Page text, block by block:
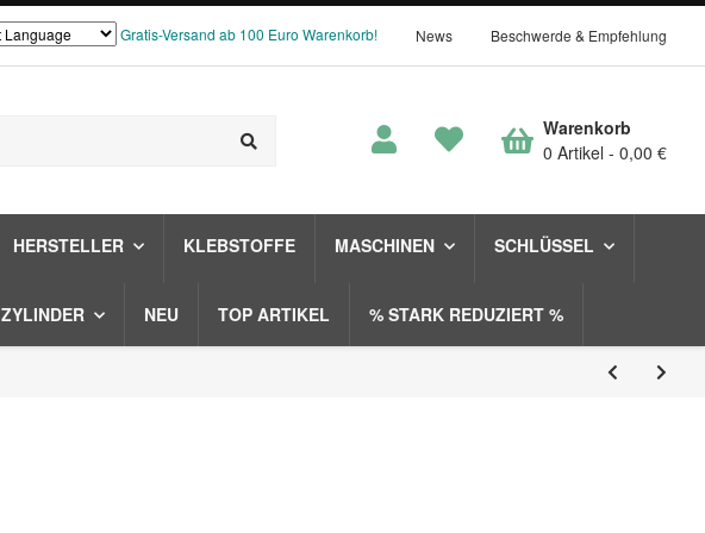
Gratis-Versand ab 100 Euro Warenkorb! News Beschwerde & Empfehlung
HERSTELLER KLEBSTOFFE MASCHINEN SCHLÜSSEL
ZYLINDER NEU TOP ARTIKEL % STARK REDUZIERT %
Warenkorb
0 Artikel
0,00 €